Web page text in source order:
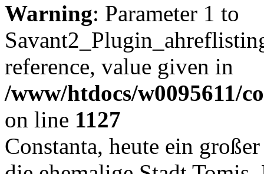
Warning: Parameter 1 to
reference, value given in
/www/htdocs/w0095611/
on line 1127
Constanta, heute ein